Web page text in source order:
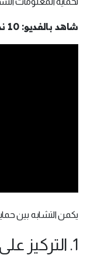
شاهد بالفديو: 10 نصائح تحفظ خصوصيتك على الإنترنت
يكمن التشابه بين
1. التركيز على المعلومات الشخصية